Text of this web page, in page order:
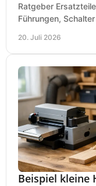
Ratgeber
Führungen,
20. Juli 2026
Beispiel kleine